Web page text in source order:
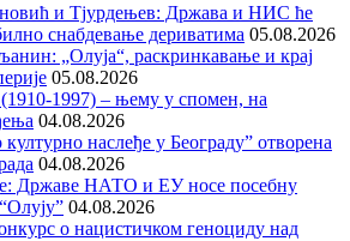
и Тјурдењев: Држава и НИС ће
снабдевање дериватима 05.08.2026
„Олуја“, раскринкавање и крај
05.08.2026
1997) – њему у спомен, на
04.08.2026
наслеђе у Београду” отворена
04.08.2026
Државе НАТО и ЕУ носе посебну
04.08.2026
о нацистичком геноциду над